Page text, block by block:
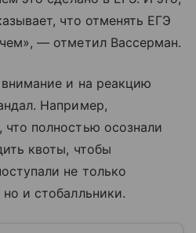
что отменять ЕГЭ
— отметил Вассерман.
и на реакцию
Например,
полностью осознали
квоты, чтобы
не только
и стобалльники.